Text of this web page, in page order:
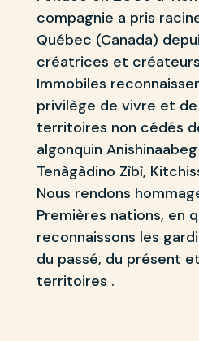
compagnie a pris
Québec (Canada)
créatrices et
Immobiles
privilège de vivre et
territoires non cédés
algonquin
Tenàgàdino Zìbì,
Nous rendons
Premières nations, en
reconnaissons les
du passé, du présent
territoires .